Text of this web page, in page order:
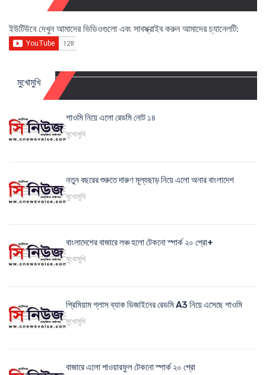
ইউটিউবে দেখুন আমাদের ভিডিওগুলো এবং সাবস্ক্রাইব করুন আমাদের চ্যানেলটি:
মুখোমুখি
শাওমি নিয়ে এলো রেডমি নোট ১৪
মুখোমুখি
নতুন বছরের শুরুতে দারুণ মূল্যছাড় নিয়ে এলো অনার বাংলাদেশ
মুখোমুখি
বাংলাদেশের বাজারে লঞ্চ হলো টেকনো স্পার্ক ২০ প্রো+
মুখোমুখি
প্রিমিয়াম গ্লাস ব্যাক ডিজাইনের রেডমি A3 নিয়ে এসেছে শাওমি
মুখোমুখি
বাজারে এলো পাওয়ারফুল টেকনো স্পার্ক ২০ প্রো